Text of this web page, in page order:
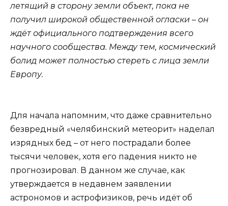
летящий в сторону земли объект, пока не
получил широкой общественной огласки – он
ждёт официального подтверждения всего
научного сообщества. Между тем, космический
болид может полностью стереть с лица земли
Европу.
Для начала напомним, что даже сравнительно
безвредный «челябинский метеорит» наделал
изрядных бед – от него пострадали более
тысячи человек, хотя его падения никто не
прогнозировал. В данном же случае, как
утверждается в недавнем заявлении
астрономов и астрофизиков, речь идёт об